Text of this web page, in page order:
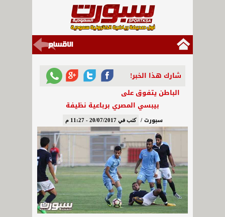
شارك هذا الخبر!
الباطن يتفوق على
بيبسي المصري برباعية نظيفة
سبورت / كتب في 20/07/2017 - 11:27 م